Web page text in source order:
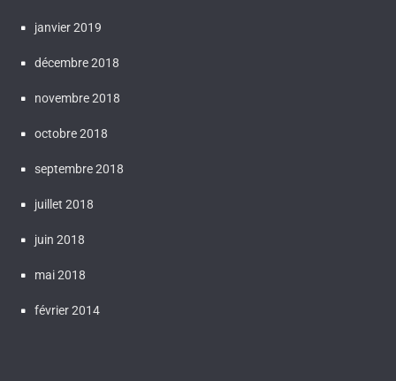
janvier 2019
décembre 2018
novembre 2018
octobre 2018
septembre 2018
juillet 2018
juin 2018
mai 2018
février 2014